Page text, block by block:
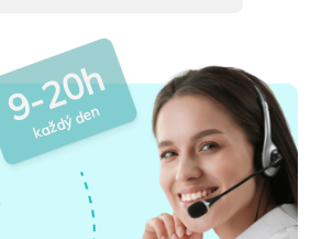
9-20h
každý den